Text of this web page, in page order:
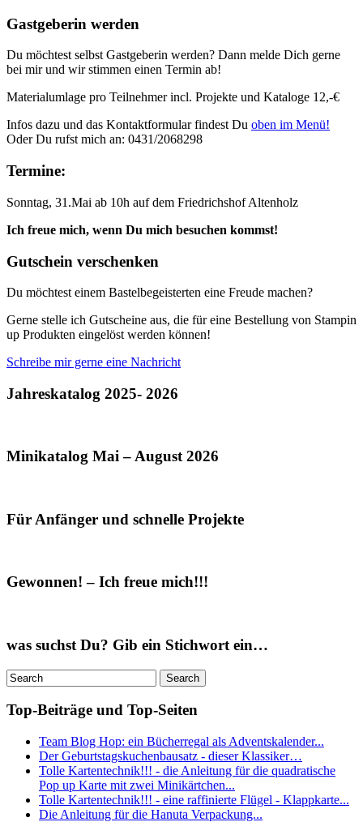
Gastgeberin werden
Du möchtest selbst Gastgeberin werden? Dann melde Dich gerne
bei mir und wir stimmen einen Termin ab!
Materialumlage pro Teilnehmer incl. Projekte und Kataloge 12,-€
Infos dazu und das Kontaktformular findest Du oben im Menü!
Oder Du rufst mich an: 0431/2068298
Termine:
Sonntag, 31.Mai ab 10h auf dem Friedrichshof Altenholz
Ich freue mich, wenn Du mich besuchen kommst!
Gutschein verschenken
Du möchtest einem Bastelbegeisterten eine Freude machen?
Gerne stelle ich Gutscheine aus, die für eine Bestellung von Stampin
up Produkten eingelöst werden können!
Schreibe mir gerne eine Nachricht
Jahreskatalog 2025- 2026
Minikatalog Mai – August 2026
Für Anfänger und schnelle Projekte
Gewonnen! – Ich freue mich!!!
was suchst Du? Gib ein Stichwort ein…
Top-Beiträge und Top-Seiten
Team Blog Hop: ein Bücherregal als Adventskalender...
Der Geburtstagskuchenbausatz - dieser Klassiker…
Tolle Kartentechnik!!! - die Anleitung für die quadratische
Pop up Karte mit zwei Minikärtchen...
Tolle Kartentechnik!!! - eine raffinierte Flügel - Klappkarte...
Die Anleitung für die Hanuta Verpackung...